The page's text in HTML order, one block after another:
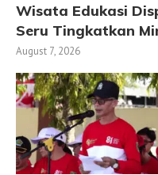
Wisata Edukasi
Seru Tingkatkan
August 7, 2026